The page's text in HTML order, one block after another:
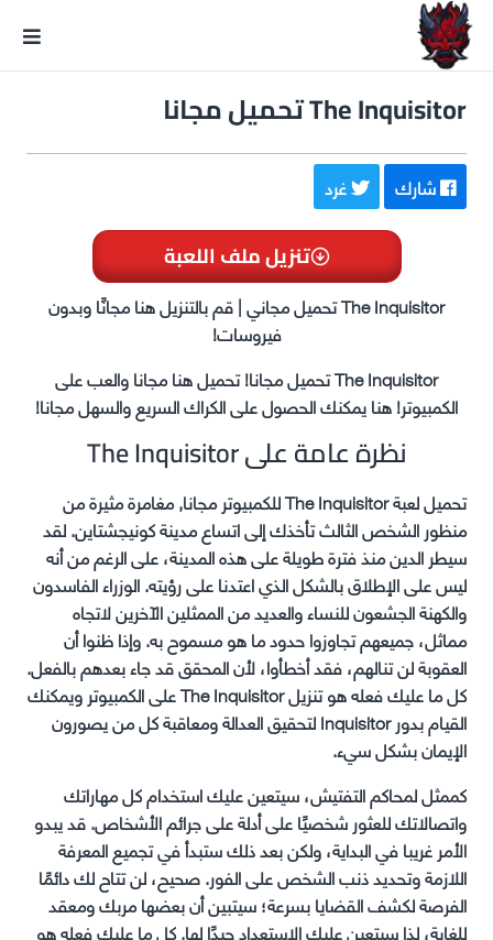
The Inquisitor تحميل مجانا
شارك غرد
تنزيل ملف اللعبة
The Inquisitor تحميل مجاني | قم بالتنزيل هنا مجانًا وبدون
فيروسات!
The Inquisitor تحميل مجانا! تحميل هنا مجانا والعب على
الكمبيوتر! هنا يمكنك الحصول على الكراك السريع والسهل مجانا!
نظرة عامة على The Inquisitor
تحميل لعبة The Inquisitor للكمبيوتر مجانا, مغامرة مثيرة من
منظور الشخص الثالث تأخذك إلى اتساع مدينة كونيجشتاين. لقد
سيطر الدين منذ فترة طويلة على هذه المدينة، على الرغم من أنه
ليس على الإطلاق بالشكل الذي اعتدنا على رؤيته. الوزراء الفاسدون
والكهنة الجشعون للنساء والعديد من الممثلين الآخرين لاتجاه
مماثل، جميعهم تجاوزوا حدود ما هو مسموح به. وإذا ظنوا أن
العقوبة لن تنالهم، فقد أخطأوا، لأن المحقق قد جاء بعدهم بالفعل.
كل ما عليك فعله هو تنزيل The Inquisitor على الكمبيوتر ويمكنك
القيام بدور Inquisitor لتحقيق العدالة ومعاقبة كل من يصورون
الإيمان بشكل سيء.
كممثل لمحاكم التفتيش، سيتعين عليك استخدام كل مهاراتك
واتصالاتك للعثور شخصيًا على أدلة على جرائم الأشخاص. قد يبدو
الأمر غريبا في البداية، ولكن بعد ذلك ستبدأ في تجميع المعرفة
اللازمة وتحديد ذنب الشخص على الفور. صحيح، لن تتاح لك دائمًا
الفرصة لكشف القضايا بسرعة؛ سيتبين أن بعضها مربك ومعقد
للغاية، لذا سيتعين عليك الاستعداد جيدًا لها. كل ما عليك فعله هو